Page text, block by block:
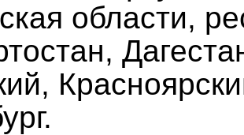
области,